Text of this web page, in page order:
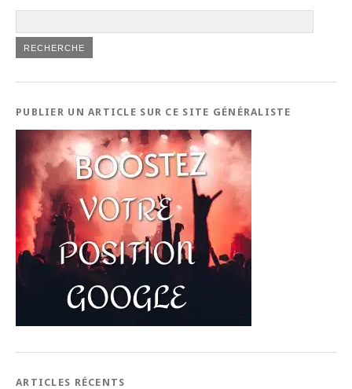
PUBLIER UN ARTICLE SUR CE SITE GÉNÉRALISTE
ARTICLES RÉCENTS